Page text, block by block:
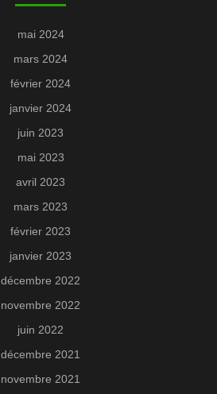
mai 2024
mars 2024
février 2024
janvier 2024
juin 2023
mai 2023
avril 2023
mars 2023
février 2023
janvier 2023
décembre 2022
novembre 2022
juin 2022
décembre 2021
novembre 2021